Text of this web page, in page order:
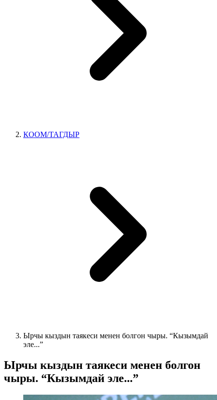
КООМ/ТАГДЫР
Ырчы кыздын таякеси менен болгон чыры. “Кызымдай
эле...”
Ырчы кыздын таякеси менен болгон
чыры. “Кызымдай эле...”